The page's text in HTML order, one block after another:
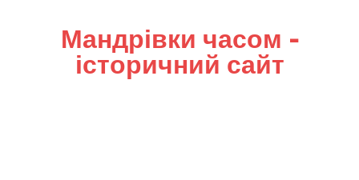
Мандрівки часом –
історичний сайт